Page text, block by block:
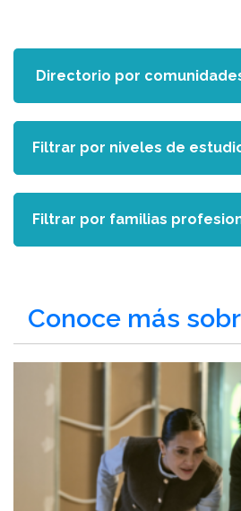
Conoce más
Filtrar por niveles de
Filtrar por familias